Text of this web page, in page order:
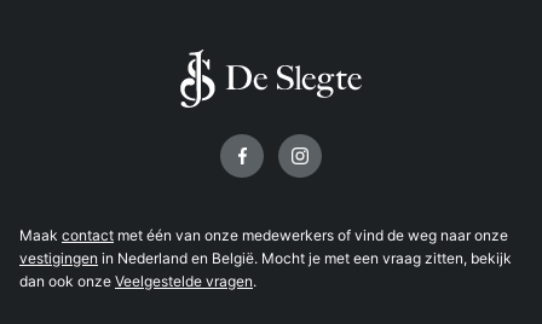
Maak contact met één van onze medewerkers of vind de weg naar onze
vestigingen in Nederland en België. Mocht je met een vraag zitten, bekijk
dan ook onze Veelgestelde vragen.